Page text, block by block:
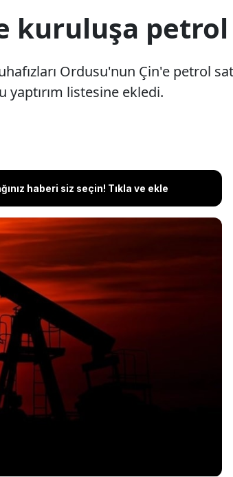
petrol
Ordusu'nun Çin'e petrol
listesine ekledi.
haberi siz seçin! Tıkla ve ekle
İran Devrim Muhafızları
petrol satışı ve sevkiyatındaki rollerini
12 kişi ve kuruluşu yaptırım listesine